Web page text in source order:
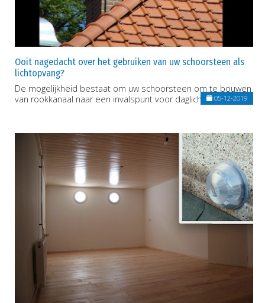
Ooit nagedacht over het gebruiken van uw schoorsteen als
lichtopvang?
De mogelijkheid bestaat om uw schoorsteen om te bouwen
van rookkanaal naar een invalspunt voor daglicht.
05-12-2019